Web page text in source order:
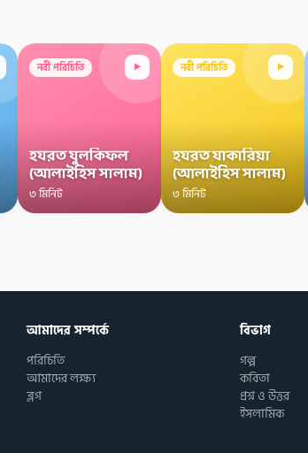
নবী পরিচিতি ▸
হযরত যুলকিফল
(আলাইহিস সালাম)
৩ মিনিট
নবী পরিচিতি ▸
হযরত যাকারিয়া
(আলাইহিস সালাম)
৩ মিনিট
আমাদের সম্পর্কে
পরিচিতি
আমাদের লক্ষ্য
ব্লগ
বিভাগ
গল্প
কবিতা
প্রশ্ন ও উত্তর
ইসলামিক